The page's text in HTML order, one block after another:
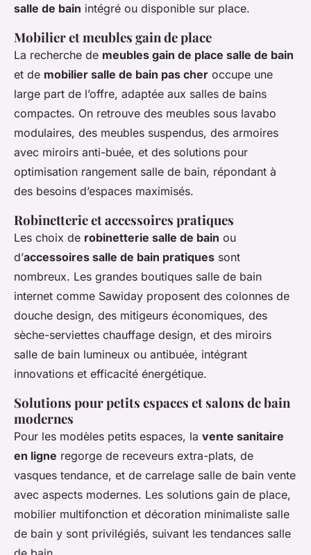
salle de bain intégré ou disponible sur place.
Mobilier et meubles gain de place
La recherche de meubles gain de place salle de bain
et de mobilier salle de bain pas cher occupe une
large part de l’offre, adaptée aux salles de bains
compactes. On retrouve des meubles sous lavabo
modulaires, des meubles suspendus, des armoires
avec miroirs anti-buée, et des solutions pour
optimisation rangement salle de bain, répondant à
des besoins d’espaces maximisés.
Robinetterie et accessoires pratiques
Les choix de robinetterie salle de bain ou
d’accessoires salle de bain pratiques sont
nombreux. Les grandes boutiques salle de bain
internet comme Sawiday proposent des colonnes de
douche design, des mitigeurs économiques, des
sèche-serviettes chauffage design, et des miroirs
salle de bain lumineux ou antibuée, intégrant
innovations et efficacité énergétique.
Solutions pour petits espaces et salons de bain
modernes
Pour les modèles petits espaces, la vente sanitaire
en ligne regorge de receveurs extra-plats, de
vasques tendance, et de carrelage salle de bain vente
avec aspects modernes. Les solutions gain de place,
mobilier multifonction et décoration minimaliste salle
de bain y sont privilégiés, suivant les tendances salle